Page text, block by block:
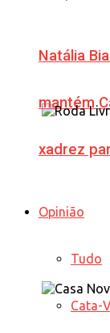
Natália
mantém
xadrez
Opinião
Tudo
Cata-